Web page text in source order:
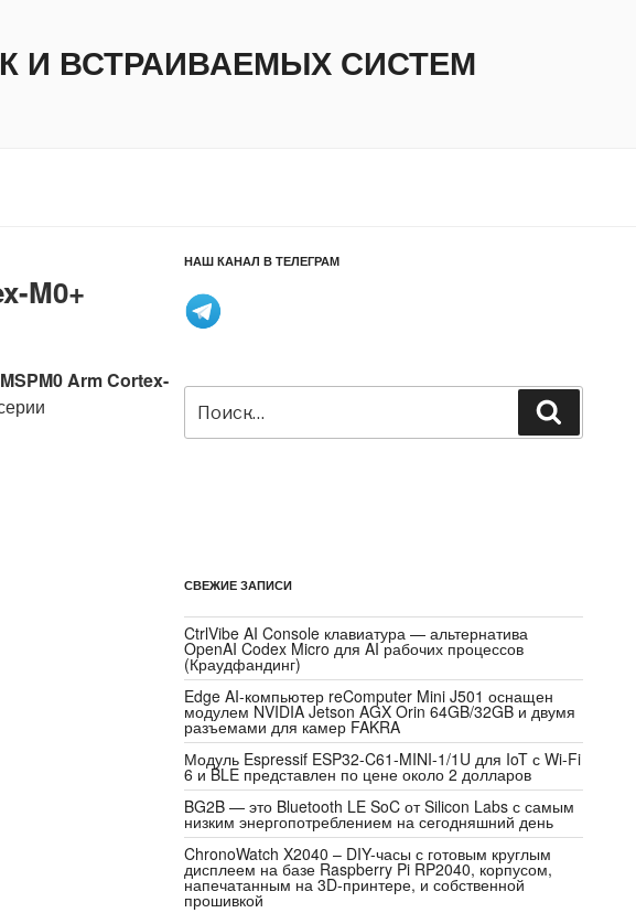
И ВСТРАИВАЕМЫХ СИСТЕМ
M0+
Arm Cortex-
НАШ КАНАЛ В ТЕЛЕГРАМ
Искать:
СВЕЖИЕ ЗАПИСИ
CtrlVibe AI Console клавиатура — альтернатива
OpenAI Codex Micro для AI рабочих процессов
(Краудфандинг)
Edge AI-компьютер reComputer Mini J501 оснащен
модулем NVIDIA Jetson AGX Orin 64GB/32GB и двумя
разъемами для камер FAKRA
Модуль Espressif ESP32-C61-MINI-1/1U для IoT с Wi-Fi
6 и BLE представлен по цене около 2 долларов
BG2B — это Bluetooth LE SoC от Silicon Labs с самым
низким энергопотреблением на сегодняшний день
ChronoWatch X2040 – DIY-часы с готовым круглым
дисплеем на базе Raspberry Pi RP2040, корпусом,
напечатанным на 3D-принтере, и собственной
прошивкой